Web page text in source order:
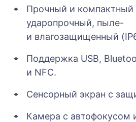
Прочный и компактный
ударопрочный, пыле-
и влагозащищенный
Поддержка USB,
и NFC.
Сенсорный экран с
Камера с автофокусом